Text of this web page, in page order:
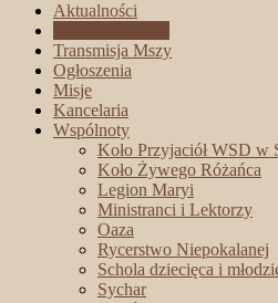
Aktualności
Transmisja Mszy
Ogłoszenia
Misje
Kancelaria
Wspólnoty
Koło Przyjaciół WSD w
Koło Żywego Różańca
Legion Maryi
Ministranci i Lektorzy
Oaza
Rycerstwo Niepokalanej
Schola dziecięca i
Sychar